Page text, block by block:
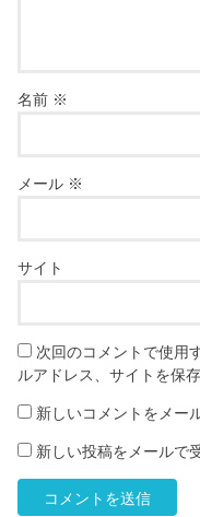
名前 ※
メール ※
サイト
次回のコメントで使用
ルアドレス、サイトを保存
新しいコメントをメー
新しい投稿をメールで